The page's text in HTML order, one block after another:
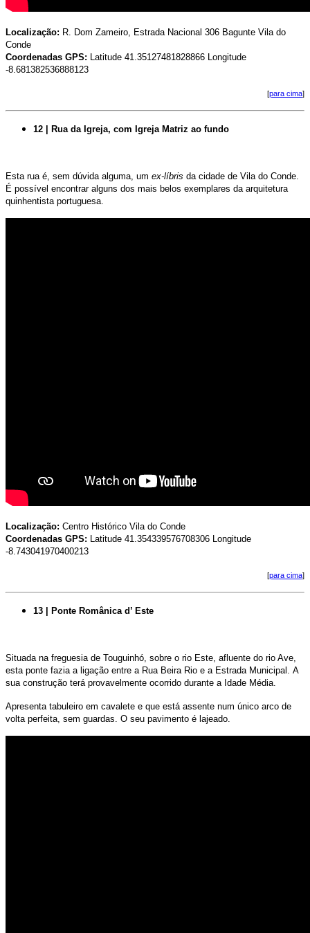
Localização: R. Dom Zameiro, Estrada Nacional 306 Bagunte Vila do
Conde
Coordenadas GPS: Latitude 41.35127481828866 Longitude
-8.681382536888123
[para cima]
12 | Rua da Igreja, com Igreja Matriz ao fundo
Esta rua é, sem dúvida alguma, um ex-líbris da cidade de Vila do Conde.
É possível encontrar alguns dos mais belos exemplares da arquitetura
quinhentista portuguesa.
Localização: Centro Histórico Vila do Conde
Coordenadas GPS: Latitude 41.354339576708306 Longitude
-8.743041970400213
[para cima]
13 | Ponte Românica d’ Este
Situada na freguesia de Touguinhó, sobre o rio Este, afluente do rio Ave,
esta ponte fazia a ligação entre a Rua Beira Rio e a Estrada Municipal. A
sua construção terá provavelmente ocorrido durante a Idade Média.
Apresenta tabuleiro em cavalete e que está assente num único arco de
volta perfeita, sem guardas. O seu pavimento é lajeado.